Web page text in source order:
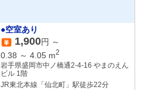
●空室あり
1,900円 ～
0.38 ～ 4.05 m2
岩手県盛岡市中ノ橋通2-4-16 やまのえん
ビル 1階
JR東北本線「仙北町」駅徒歩22分